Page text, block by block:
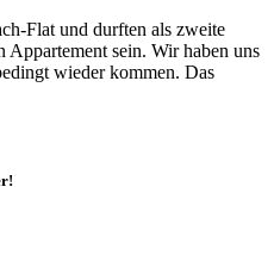
Flat und durften als zweite
Appartement sein. Wir haben uns
wieder kommen. Das